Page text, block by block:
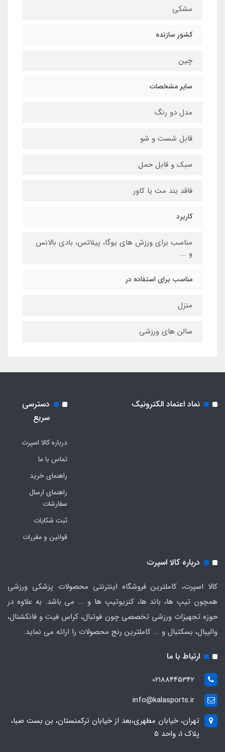
مشکی
کشور سازنده
چین
سایر مشخصات
مدل دو رنگ
قابل شست و شو
سبک و قابل حمل
فاقد بند مت یا کاور
کاربرد
مناسب برای ورزش های یوگا، پیلاتس، بادی بالانس
و ...
مناسب برای استفاده در
منزل
سالن های ورزشی
نماد اعتماد الکترونیک
دسترسی
سریع
درباره کالا اسپرت
تماس با ما
راهنمای خرید
راهنمای ارسال
سفارشات
ثبت شکایات
قوانین و مقررات
درباره کالا اسپرت
کالا اسپرت، کاملترین فروشگاه اینترنتی محصولات پزشکی ورزشی
همچون تیپ ها، باند ها، کنزیوتیپ ها و ... می باشد. به علاوه در
حوزه تجهیزات ورزشی تخصصی چون فوتبال، کراس فیت و فانکشنال،
والیبال، بسکتبال و ... کاملترین رنج محصولات را ارائه می نماید.
ارتباط با ما
02188445342
info@kalasports.ir
تهران، خیابان مطهری،بعد از خیابان ترکمنستان، بن بست صبا،
پلاک 1، واحد 5